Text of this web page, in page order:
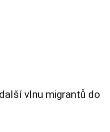
vlnu migrantů do